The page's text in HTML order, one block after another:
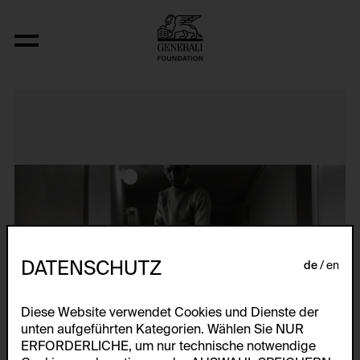
N..., (Interwencja 4, Zyg Zag)
DATENSCHUTZ de en
Diese Website verwendet Cookies und Dienste der
unten aufgeführten Kategorien. Wählen Sie NUR
ERFORDERLICHE, um nur technische notwendige